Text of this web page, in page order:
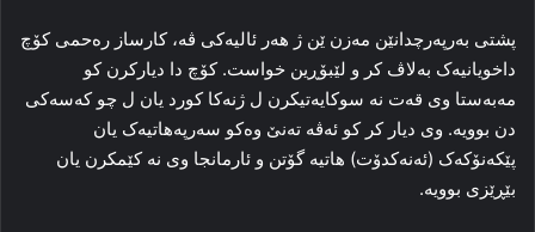
پشتی بەرپەرچدانێن مەزن ێن ژ هەر ئالیەکی ڤە، کارساز رەحمی کۆچ
داخویانیەک بەلاڤ کر و لێبۆڕین خواست. کۆچ دا دیارکرن کو
مەبەستا وى قەت نە سوکایەتیکرن ل ژنەکا کورد یان ل چو کەسەکی
دن بوویە. وى دیار کر کو ئەڤە تەنێ وەکو سەرپەهاتیەک یان
پێکەنۆکەک (ئەنەکدۆت) هاتیە گۆتن و ئارمانجا وى نە کێمکرن یان
بێڕێزی بوویە.